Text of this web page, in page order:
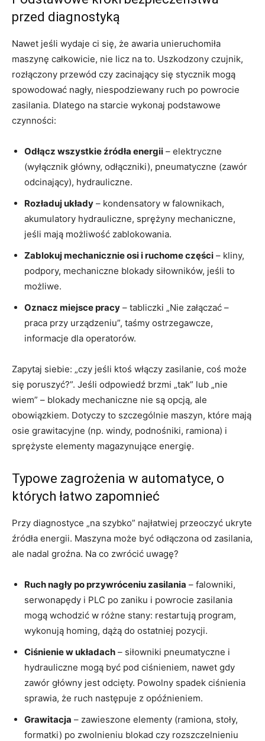
przed diagnostyką
Nawet jeśli wydaje ci się, że awaria unieruchomiła
maszynę całkowicie, nie licz na to. Uszkodzony czujnik,
rozłączony przewód czy zacinający się stycznik mogą
spowodować nagły, niespodziewany ruch po powrocie
zasilania. Dlatego na starcie wykonaj podstawowe
czynności:
Odłącz wszystkie źródła energii – elektryczne
(wyłącznik główny, odłączniki), pneumatyczne (zawór
odcinający), hydrauliczne.
Rozładuj układy – kondensatory w falownikach,
akumulatory hydrauliczne, sprężyny mechaniczne,
jeśli mają możliwość zablokowania.
Zablokuj mechanicznie osi i ruchome części – kliny,
podpory, mechaniczne blokady siłowników, jeśli to
możliwe.
Oznacz miejsce pracy – tabliczki „Nie załączać –
praca przy urządzeniu”, taśmy ostrzegawcze,
informacje dla operatorów.
Zapytaj siebie: „czy jeśli ktoś włączy zasilanie, coś może
się poruszyć?”. Jeśli odpowiedź brzmi „tak” lub „nie
wiem” – blokady mechaniczne nie są opcją, ale
obowiązkiem. Dotyczy to szczególnie maszyn, które mają
osie grawitacyjne (np. windy, podnośniki, ramiona) i
sprężyste elementy magazynujące energię.
Typowe zagrożenia w automatyce, o
których łatwo zapomnieć
Przy diagnostyce „na szybko” najłatwiej przeoczyć ukryte
źródła energii. Maszyna może być odłączona od zasilania,
ale nadal groźna. Na co zwrócić uwagę?
Ruch nagły po przywróceniu zasilania – falowniki,
serwonapędy i PLC po zaniku i powrocie zasilania
mogą wchodzić w różne stany: restartują program,
wykonują homing, dążą do ostatniej pozycji.
Ciśnienie w układach – siłowniki pneumatyczne i
hydrauliczne mogą być pod ciśnieniem, nawet gdy
zawór główny jest odcięty. Powolny spadek ciśnienia
sprawia, że ruch następuje z opóźnieniem.
Grawitacja – zawieszone elementy (ramiona, stoły,
formatki) po zwolnieniu blokad czy rozszczelnieniu